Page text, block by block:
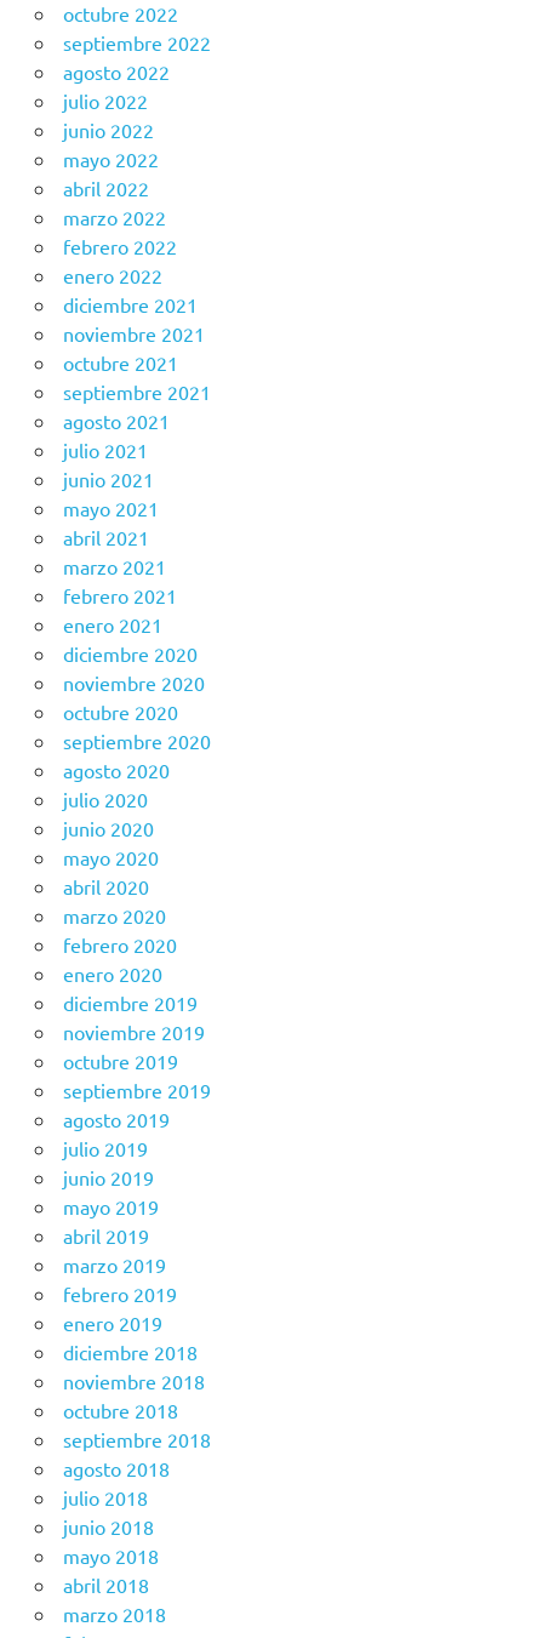
octubre 2022
septiembre 2022
agosto 2022
julio 2022
junio 2022
mayo 2022
abril 2022
marzo 2022
febrero 2022
enero 2022
diciembre 2021
noviembre 2021
octubre 2021
septiembre 2021
agosto 2021
julio 2021
junio 2021
mayo 2021
abril 2021
marzo 2021
febrero 2021
enero 2021
diciembre 2020
noviembre 2020
octubre 2020
septiembre 2020
agosto 2020
julio 2020
junio 2020
mayo 2020
abril 2020
marzo 2020
febrero 2020
enero 2020
diciembre 2019
noviembre 2019
octubre 2019
septiembre 2019
agosto 2019
julio 2019
junio 2019
mayo 2019
abril 2019
marzo 2019
febrero 2019
enero 2019
diciembre 2018
noviembre 2018
octubre 2018
septiembre 2018
agosto 2018
julio 2018
junio 2018
mayo 2018
abril 2018
marzo 2018